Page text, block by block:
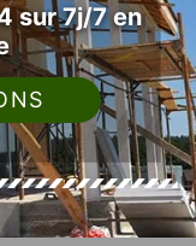
sur 7j/7 en